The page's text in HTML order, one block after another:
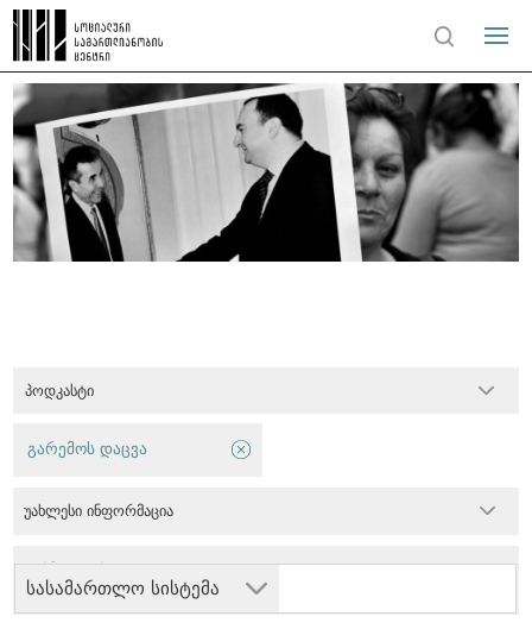
პოდკასტი
სასამართლო სისტემა
გარემოს დაცვა
უახლესი ინფორმაცია